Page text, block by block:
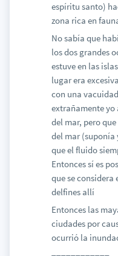
espíritu santo)
zona rica en
No sabía que
los dos grandes
estuve en las
lugar era
con una
extrañamente yo
del mar, pero
del mar (suponía
que el fluido
Entonces sí es
que se considera
delfines allí
Entonces las
ciudades por
ocurrió la